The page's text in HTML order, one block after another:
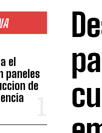
el
paneles
de